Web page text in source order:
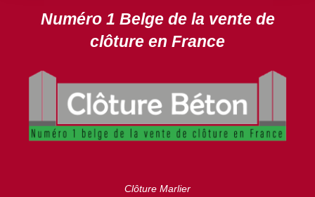
Numéro 1 Belge de la vente de
clôture en France
Clôture Marlier